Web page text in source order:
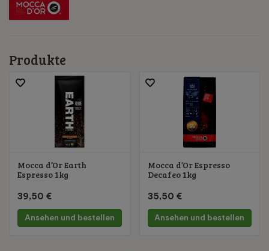
Produkte
Mocca d’Or Earth
Espresso 1kg
39,50 €
Ansehen und bestellen
Mocca d’Or Espresso
Decafeo 1kg
35,50 €
Ansehen und bestellen